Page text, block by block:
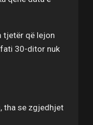
tjetër që lejon
30-ditor nuk
tha se zgjedhjet